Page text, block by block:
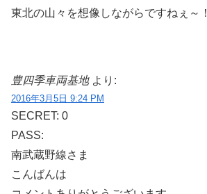
東北の山々を想像しながらですねぇ～！
豊四季車両基地 より:
2016年3月5日 9:24 PM
SECRET: 0
PASS:
南武蔵野線さま
こんばんは